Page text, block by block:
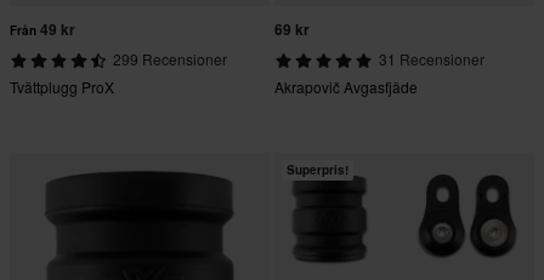
Från 49 kr
299 Recensioner
Tvättplugg ProX
69 kr
31 Recensioner
Akrapovič Avgasfjäde
Superpris!